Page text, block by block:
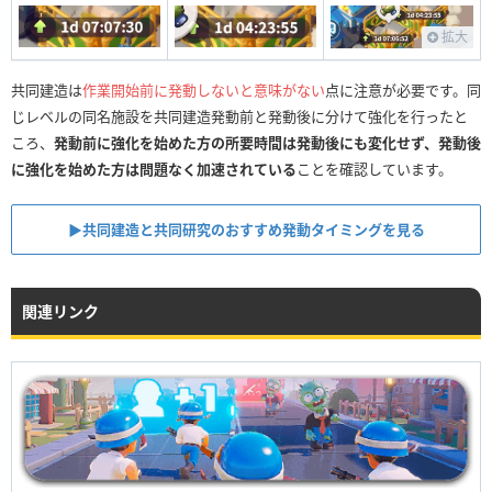
拡大
共同建造は作業開始前に発動しないと意味がない点に注意が必要です。同
じレベルの同名施設を共同建造発動前と発動後に分けて強化を行ったと
ころ、 発動前に強化を始めた方の所要時間は発動後にも変化せず、発動後
に強化を始めた方は問題なく加速されていることを確認しています。
▶︎共同建造と共同研究のおすすめ発動タイミングを見る
関連リンク